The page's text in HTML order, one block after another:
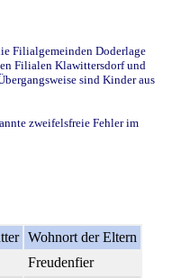
Filialgemeinden Doderlage
Filialen Klawittersdorf und
sind Kinder aus
zweifelsfreie Fehler im
Wohnort der Eltern
Freudenfier